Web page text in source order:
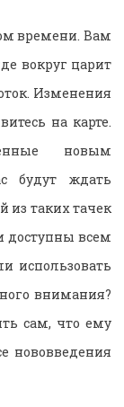
времени. Вам
вокруг царит
Изменения
на карте.
новым
будут ждать
из таких тачек
доступны всем
использовать
внимания?
сам, что ему
нововведения